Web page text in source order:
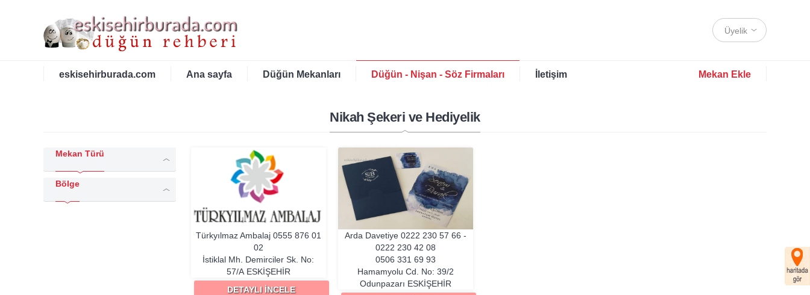
Üyelik
eskisehirburada.com Ana sayfa Düğün Mekanları Düğün - Nişan - Söz Firmaları İletişim Mekan Ekle
Nikah Şekeri ve Hediyelik
Mekan Türü
Bölge
Türkyılmaz Ambalaj 0555 876 01
02
İstiklal Mh. Demirciler Sk. No:
57/A ESKIŞEHIR
DETAYLI İNCELE
Arda Davetiye 0222 230 57 66 -
0222 230 42 08
0506 331 69 93
Hamamyolu Cd. No: 39/2
Odunpazarı ESKIŞEHIR